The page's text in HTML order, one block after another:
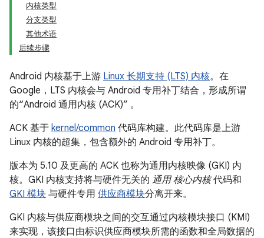
内核类型
分支类型
其他术语
后续步骤
Android 内核基于上游 Linux 长期支持 (LTS) 内核。在
Google，LTS 内核会与 Android 专用补丁结合，形成所谓
的“Android 通用内核 (ACK)” 。
ACK 基于 kernel/common 代码库构建。此代码库是上游
Linux 内核的超集，包含额外的 Android 专用补丁。
版本为 5.10 及更高的 ACK 也称为通用内核映像 (GKI) 内
核。GKI 内核支持将与硬件无关的 通用 核心内核代码和
GKI 模块 与硬件专用 供应商模块分离开来。
GKI 内核与供应商模块之间的交互通过内核模块接口 (KMI)
来实现，该接口由标识供应商模块所需的函数和全局数据的